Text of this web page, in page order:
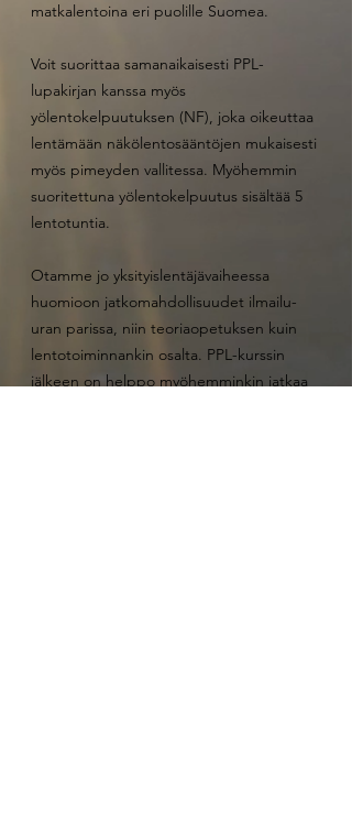
matkalentoina eri puolille Suomea.
Voit suorittaa samanaikaisesti PPL-
lupakirjan kanssa myös
yölentokelpuutuksen (NF), joka oikeuttaa
lentämään näkölentosääntöjen mukaisesti
myös pimeyden vallitessa. Myöhemmin
suoritettuna yölentokelpuutus sisältää 5
lentotuntia.
Otamme jo yksityislentäjävaiheessa
huomioon jatkomahdollisuudet ilmailu-
uran parissa, niin teoriaopetuksen kuin
lentotoiminnankin osalta. PPL-kurssin
jälkeen on helppo myöhemminkin jatkaa